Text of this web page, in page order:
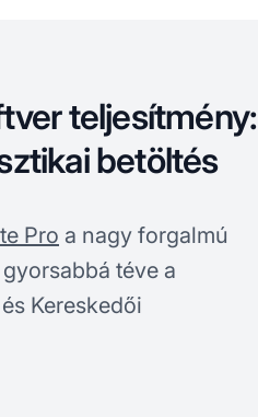
teljesítmény:
betöltés
Pro a nagy forgalmú
téve a
Kereskedői